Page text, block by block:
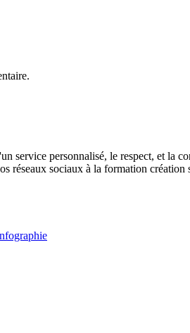
service personnalisé, le respect, et la
réseaux sociaux à la formation